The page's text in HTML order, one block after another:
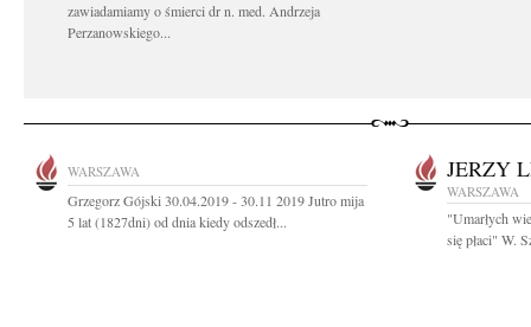
zawiadamiamy o śmierci dr n. med. Andrzeja
Perzanowskiego...
WARSZAWA
Grzegorz Gójski 30.04.2019 - 30.11 2019 Jutro mija
5 lat (1827dni) od dnia kiedy odszedł...
JERZY
WARSZAWA
"Umarłych
się płaci" W.